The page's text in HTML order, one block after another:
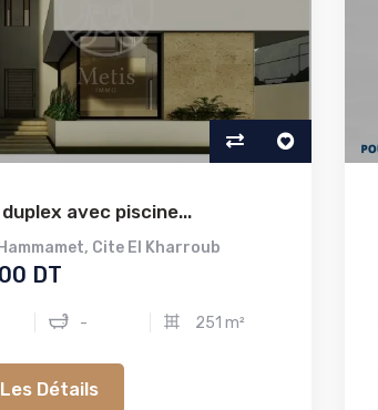
avec piscine...
Hammamet, Cite El Kharroub
DT
- 251 m²
Détails